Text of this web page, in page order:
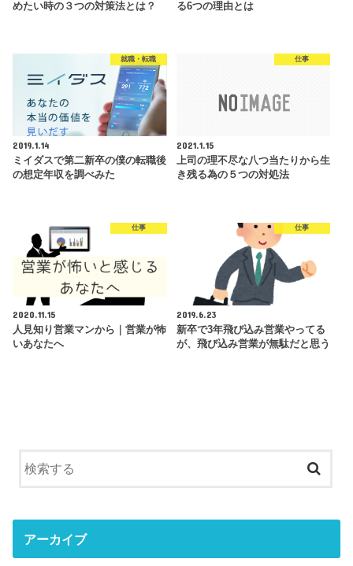
めたい時の３つの対策法とは？
る6つの理由とは
就職・転職
2019.1.14
ミイダスで第二新卒の僕の転職後
の想定年収を調べみた
仕事
2021.1.15
上司の理不尽な八つ当たりから生
き残る為の５つの対処法
仕事
2020.11.15
人見知り営業マンから｜営業が怖
いあなたへ
仕事
2019.6.23
新卒で3年飛び込み営業やってる
が、飛び込み営業が無駄だと思う
アーカイブ